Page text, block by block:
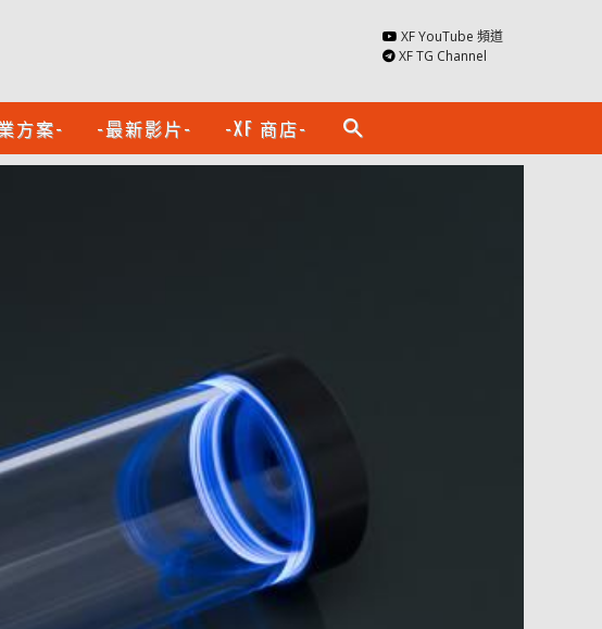
XF YouTube 頻道
XF TG Channel
方案- -最新影片- -XF 商店- search